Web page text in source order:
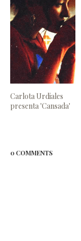
Carlota Urdiales
presenta 'Cansada'
0 COMMENTS